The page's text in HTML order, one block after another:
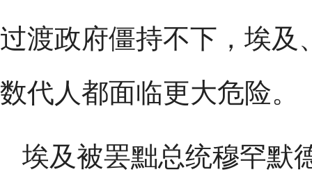
过渡政府僵持不下，埃及
数代人都面临更大危险。
埃及被罢黜总统穆罕默